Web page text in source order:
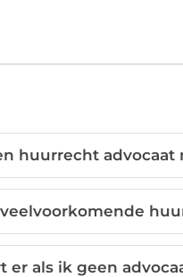
huurrecht advocaat
er als ik geen